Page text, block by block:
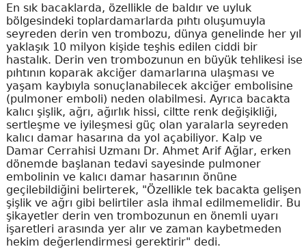
En sık bacaklarda, özellikle de baldır ve uyluk
bölgesindeki toplardamarlarda pıhtı oluşumuyla
seyreden derin ven trombozu, dünya genelinde her yıl
yaklaşık 10 milyon kişide teşhis edilen ciddi bir
hastalık. Derin ven trombozunun en büyük tehlikesi ise
pıhtının koparak akciğer damarlarına ulaşması ve
yaşam kaybıyla sonuçlanabilecek akciğer embolisine
(pulmoner emboli) neden olabilmesi. Ayrıca bacakta
kalıcı şişlik, ağrı, ağırlık hissi, ciltte renk değişikliği,
sertleşme ve iyileşmesi güç olan yaralarla seyreden
kalıcı damar hasarına da yol açabiliyor. Kalp ve
Damar Cerrahisi Uzmanı Dr. Ahmet Arif Ağlar, erken
dönemde başlanan tedavi sayesinde pulmoner
embolinin ve kalıcı damar hasarının önüne
geçilebildiğini belirterek, "Özellikle tek bacakta gelişen
şişlik ve ağrı gibi belirtiler asla ihmal edilmemelidir. Bu
şikayetler derin ven trombozunun en önemli uyarı
işaretleri arasında yer alır ve zaman kaybetmeden
hekim değerlendirmesi gerektirir" dedi.